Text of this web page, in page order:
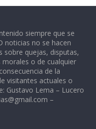
siempre que se
noticias no se hacen
sobre quejas, disputas,
o de cualquier
de la
visitantes actuales o
Gustavo Lema – Lucero
–